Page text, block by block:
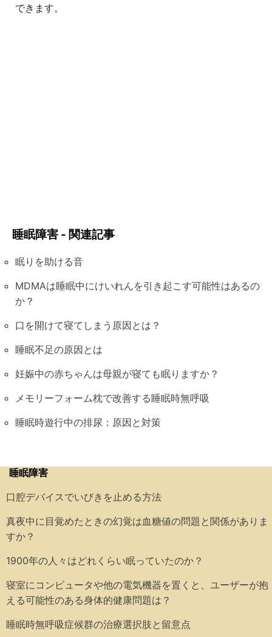
できます。
睡眠障害 - 関連記事
眠りを助ける音
MDMAは睡眠中にけいれんを引き起こす可能性はあるの
か？
口を開けて寝てしまう原因とは？
睡眠不足の原因とは
妊娠中の赤ちゃんは母親が寝ても眠りますか？
メモリーフォーム枕で改善する睡眠時無呼吸
睡眠時遊行中の排尿：原因と対策
睡眠障害
口腔デバイスでいびきを止める方法
真夜中に目覚めたときの幻覚は血糖値の問題と関係がありま
すか？
1900年の人々はどれくらい眠っていたのか？
寝室にコンピュータや他の電気機器を置くと、ユーザーが抱
える可能性のある身体的健康問題は？
睡眠時無呼吸症候群の治療選択肢と留意点